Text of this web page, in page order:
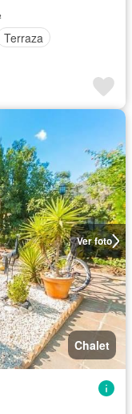
Terraza
Ver foto
Chalet